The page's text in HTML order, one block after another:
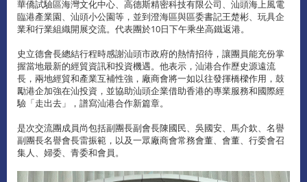
華僑試驗區海灣文化中心、高德斯精密科技有限公司、汕頭海上風電
臨港產業園、汕頭小公園等，並到澄海區與區委書記王楚彬、玩具企
業和行業組織開展交流。代表團於10日下午乘坐高鐵返港。
史立德會長總結行程時感謝汕頭市政府的熱情招待，讓團員能充份掌
握當地最新的經貿資訊和投資機遇。他表示，汕港合作歷史源遠流
長，兩地經貿和產業互補性強，廠商會將一如以往發揮橋樑作用，鼓
勵港企加強在汕投資，並協助汕頭企業借助香港的專業服務和國際經
驗「走出去」，譜寫汕港合作新篇章。
是次交流團成員尚包括副團長副會長陳國民、吳國安、馬介欽、名譽
副團長名譽會長雷振範，以及一眾廠商會常務會董、會董、行委會召
集人、婦委、青委和會員。